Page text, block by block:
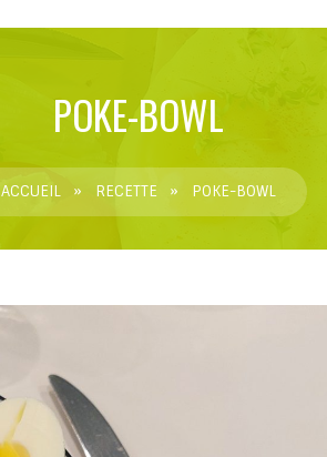
POKE-BOWL
ACCUEIL » RECETTE » POKE-BOWL